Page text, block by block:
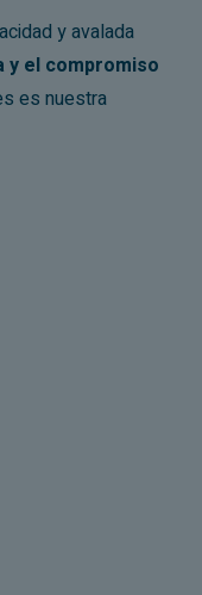
y avalada
y el compromiso
es nuestra